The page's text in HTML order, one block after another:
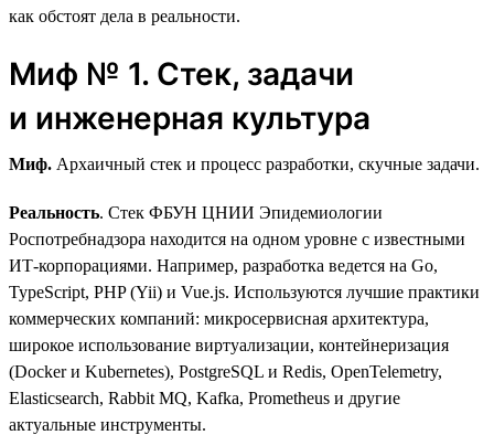
как обстоят дела в реальности.
Миф № 1. Стек, задачи
и инженерная культура
Миф. Архаичный стек и процесс разработки, скучные задачи.
Реальность. Стек ФБУН ЦНИИ Эпидемиологии
Роспотребнадзора находится на одном уровне с известными
ИТ-корпорациями. Например, разработка ведется на Go,
TypeScript, PHP (Yii) и Vue.js. Используются лучшие практики
коммерческих компаний: микросервисная архитектура,
широкое использование виртуализации, контейнеризация
(Docker и Kubernetes), PostgreSQL и Redis, OpenTelemetry,
Elasticsearch, Rabbit MQ, Kafka, Prometheus и другие
актуальные инструменты.